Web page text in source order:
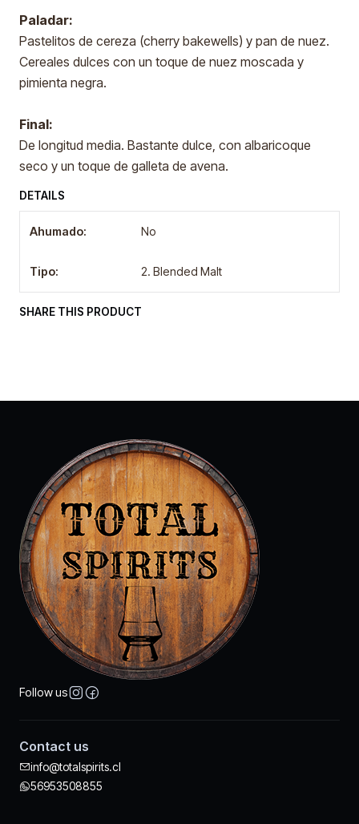
Paladar:
Pastelitos de cereza (cherry bakewells) y pan de nuez.
Cereales dulces con un toque de nuez moscada y
pimienta negra.
Final:
De longitud media. Bastante dulce, con albaricoque
seco y un toque de galleta de avena.
DETAILS
Ahumado: No
Tipo: 2. Blended Malt
SHARE THIS PRODUCT
Follow us
Contact us
info@totalspirits.cl
56953508855